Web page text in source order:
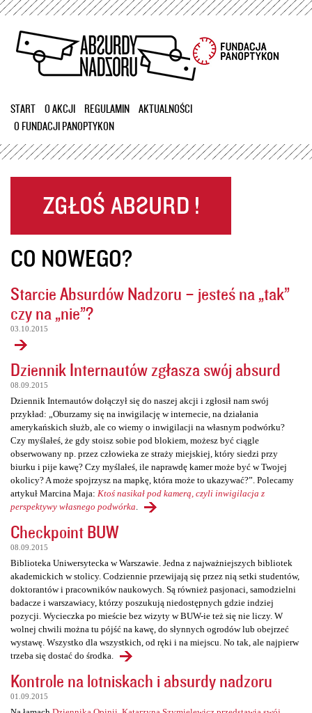
Przejdź
treści
START O AKCJI REGULAMIN
AKTUALNOŚCI
O FUNDACJI PANOPTYKON
CO NOWEGO?
Starcie Absurdów Nadzoru – jesteś na „tak”
czy na „nie”?
03.10.2015
Dziennik Internautów zgłasza swój absurd
08.09.2015
Dziennik Internautów dołączył się do naszej akcji i zgłosił nam swój
przykład: „Oburzamy się na inwigilację w internecie, na działania
amerykańskich służb, ale co wiemy o inwigilacji na własnym podwórku?
Czy myślałeś, że gdy stoisz sobie pod blokiem, możesz być ciągle
obserwowany np. przez człowieka ze straży miejskiej, który siedzi przy
biurku i pije kawę? Czy myślałeś, ile naprawdę kamer może być w Twojej
okolicy? A może spojrzysz na mapkę, która może to ukazywać?”. Polecamy
artykuł Marcina Maja: Ktoś nasikał pod kamerą, czyli inwigilacja z
perspektywy własnego podwórka
Checkpoint BUW
08.09.2015
Biblioteka Uniwersytecka w Warszawie. Jedna z najważniejszych bibliotek
akademickich w stolicy. Codziennie przewijają się przez nią setki studentów,
doktorantów i pracowników naukowych. Są również pasjonaci, samodzielni
badacze i warszawiacy, którzy poszukują niedostępnych gdzie indziej
pozycji. Wycieczka po mieście bez wizyty w BUW-ie też się nie liczy. W
wolnej chwili można tu pójść na kawę, do słynnych ogrodów lub obejrzeć
wystawę. Wszystko dla wszystkich, od ręki i na miejscu. No tak, ale najpierw
trzeba się dostać do środka.
Kontrole na lotniskach i absurdy nadzoru
01.09.2015